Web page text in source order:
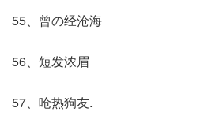
55、曾の经沧海
56、短发浓眉
57、呛热狗友.